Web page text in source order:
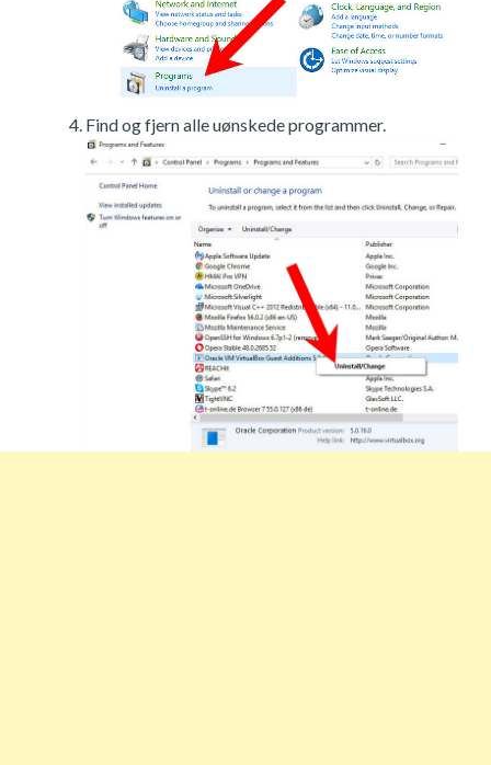
Find og fjern alle uønskede programmer.